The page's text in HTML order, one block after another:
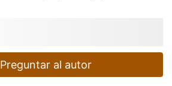
Preguntar al autor